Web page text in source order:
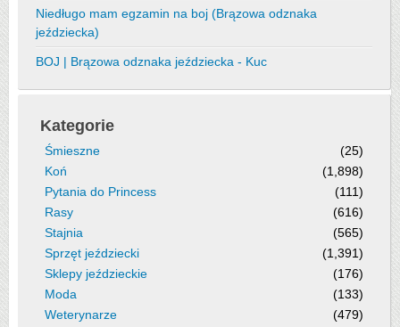
Niedługo mam egzamin na boj (Brązowa odznaka
jeździecka)
BOJ | Brązowa odznaka jeździecka - Kuc
Kategorie
Śmieszne
(25)
Koń
(1,898)
Pytania do Princess
(111)
Rasy
(616)
Stajnia
(565)
Sprzęt jeździecki
(1,391)
Sklepy jeździeckie
(176)
Moda
(133)
Weterynarze
(479)